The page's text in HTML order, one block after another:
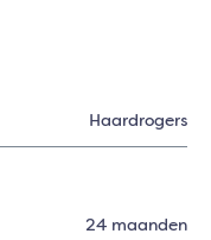
Haardrogers
24 maanden